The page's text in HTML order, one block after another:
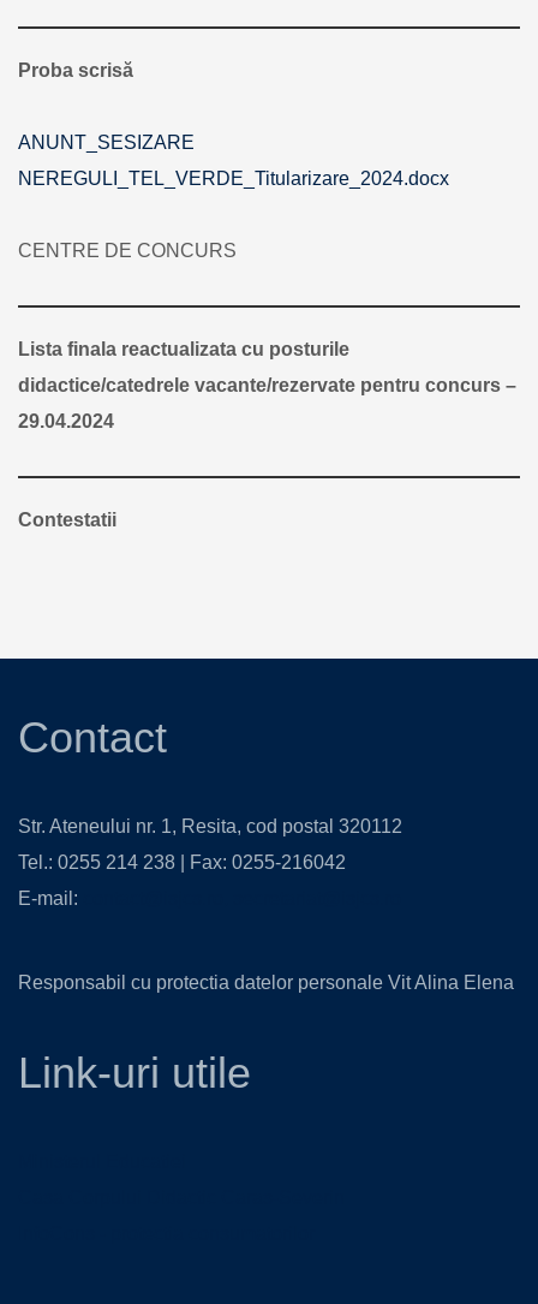
Proba scrisă
ANUNT_SESIZARE
NEREGULI_TEL_VERDE_Titularizare_2024.docx
CENTRE DE CONCURS
Lista finala reactualizata cu posturile
didactice/catedrele vacante/rezervate pentru concurs –
29.04.2024
Contestatii
Contact
Str. Ateneului nr. 1, Resita, cod postal 320112
Tel.: 0255 214 238 | Fax: 0255-216042
E-mail:
Responsabil cu protectia datelor personale Vit Alina Elena
Link-uri utile